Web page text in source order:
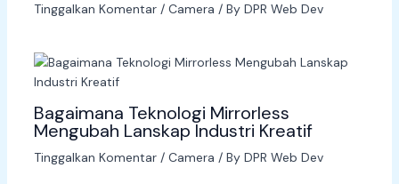
Tinggalkan Komentar / Camera / By DPR Web Dev
Bagaimana Teknologi Mirrorless
Mengubah Lanskap Industri Kreatif
Tinggalkan Komentar / Camera / By DPR Web Dev